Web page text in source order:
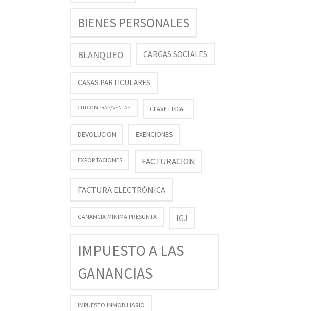
BIENES PERSONALES
BLANQUEO CARGAS SOCIALES
CASAS PARTICULARES
CITI COMPRAS/VENTAS CLAVE FISCAL
DEVOLUCION EXENCIONES
EXPORTACIONES FACTURACION
FACTURA ELECTRÓNICA
GANANCIA MÍNIMA PRESUNTA IGJ
IMPUESTO A LAS
GANANCIAS
IMPUESTO INMOBILIARIO